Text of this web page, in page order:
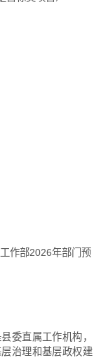
作部2026年部门预
委直属工作机构，
治理和基层政权建